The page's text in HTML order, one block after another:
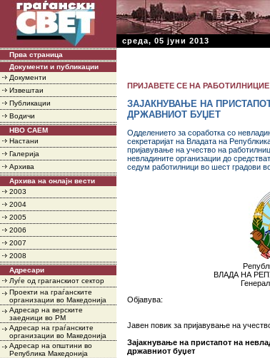
среда, 05 јуни 2013
Прва страница
Документи и публикации
Документи
Извештаи
Публикации
Водичи
НВО САЕМ
Настани
Галерија
Архива
Архива на онлајн вести
2003
2004
2005
2006
2007
2008
Адресари
Луѓе од граганскиот сектор
Проекти на граѓанските
организации во Македонија
Адресар на верските
заедници во РМ
Адресар на граѓанските
организации во Македонија
Адресар на општини во
Република Македонија
ПРИЈАВЕТЕ СЕ НА
ЗАЈАКНУВАЊЕ НА
ДРЖАВНИОТ БУЏЕТ
Одделението за соработка со
секретаријат на Владата на
пријавување на учество на
невладините организации до
седум работилници во шест градови
ВЛАДА НА
Објавува:
Јавен повик за пријавување на
Зајакнување на пристапот на
државниот буџет